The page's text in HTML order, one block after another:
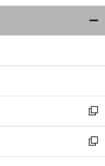
ウ
ィ
ン
ウ
開
く
新
し
い
ウ
新
し